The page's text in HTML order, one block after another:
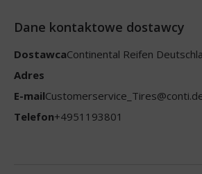
Dane kontaktowe dostawcy
DostawcaContinental Reifen
Adres
E-mail
Telefon+4951193801